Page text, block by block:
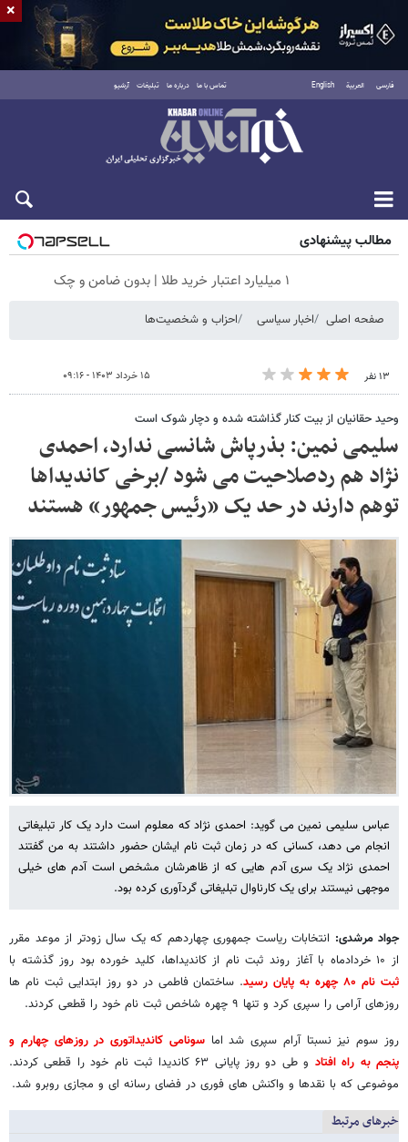
فارسی العربية English تماس با ما درباره ما تبلیغات آرشیو
شنبه ۱۷ مرداد ۱۴۰۵
مطالب پیشنهادی
۱ میلیارد اعتبار خرید طلا | بدون ضامن و چک
صفحه اصلی اخبار سیاسی احزاب و شخصیت‌ها
۱۳ نفر ۱۵ خرداد ۱۴۰۳ - ۰۹:۱۶
وحید حقانیان از بیت کنار گذاشته شده و دچار شوک است
سلیمی نمین: بذرپاش شانسی ندارد، احمدی
نژاد هم ردصلاحیت می شود /برخی کاندیداها
توهم دارند در حد یک «رئیس جمهور» هستند
عباس سلیمی نمین می گوید: احمدی نژاد که معلوم است دارد یک کار تبلیغاتی
انجام می دهد، کسانی که در زمان ثبت نام ایشان حضور داشتند به من گفتند
احمدی نژاد یک سری آدم هایی که از ظاهرشان مشخص است آدم های خیلی
موجهی نیستند برای یک کارناوال تبلیغاتی گردآوری کرده بود.
جواد مرشدی: انتخابات ریاست جمهوری چهاردهم که یک سال زودتر از موعد مقرر
از ۱۰ خردادماه با آغاز روند ثبت نام از کاندیداها، کلید خورده بود روز گذشته با
ثبت نام ۸۰ چهره به پایان رسید
. ساختمان فاطمی در دو روز ابتدایی ثبت نام ها
روزهای آرامی را سپری کرد و تنها ۹ چهره شاخص ثبت نام خود را قطعی کردند.
روز سوم نیز نسبتا آرام سپری شد اماسونامی کاندیداتوری در روزهای چهارم و
پنجم به راه افتاد
و طی دو روز پایانی ۶۳ کاندیدا ثبت نام خود را قطعی کردند.
موضوعی که با نقدها و واکنش های فوری در فضای رسانه ای و مجازی روبرو شد.
خبرهای مرتبط
×